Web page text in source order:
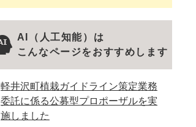
AI（人工知能）は
こんなページをおすすめします
軽井沢町植栽ガイドライン策定業務
委託に係る公募型プロポーザルを実
施しました